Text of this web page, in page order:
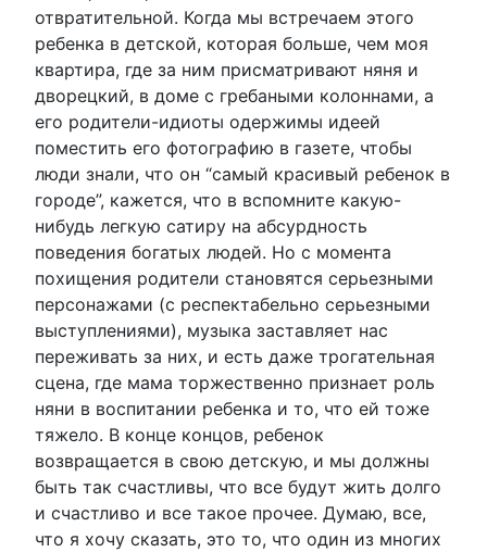
отвратительной. Когда мы встречаем этого
ребенка в детской, которая больше, чем моя
квартира, где за ним присматривают няня и
дворецкий, в доме с гребаными колоннами, а
его родители-идиоты одержимы идеей
поместить его фотографию в газете, чтобы
люди знали, что он “самый красивый ребенок в
городе”, кажется, что в вспомните какую-
нибудь легкую сатиру на абсурдность
поведения богатых людей. Но с момента
похищения родители становятся серьезными
персонажами (с респектабельно серьезными
выступлениями), музыка заставляет нас
переживать за них, и есть даже трогательная
сцена, где мама торжественно признает роль
няни в воспитании ребенка и то, что ей тоже
тяжело. В конце концов, ребенок
возвращается в свою детскую, и мы должны
быть так счастливы, что все будут жить долго
и счастливо и все такое прочее. Думаю, все,
что я хочу сказать, это то, что один из многих